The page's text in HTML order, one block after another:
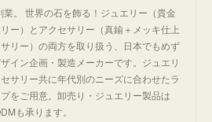
業。 世界の石を飾る！ジュエリー（貴金
ー）とアクセサリー（真鍮＋メッキ仕上
リー）の両方を取り扱う、日本でもめず
イン企画・製造メーカーです。ジュエリ
サリー共に年代別のニーズに合わせたラ
をご用意。卸売り・ジュエリー製品は
も承ります。